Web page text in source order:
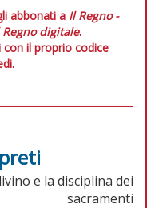
abbonati a Il Regno -
Regno digitale.
il proprio codice
e la disciplina dei
sacramenti